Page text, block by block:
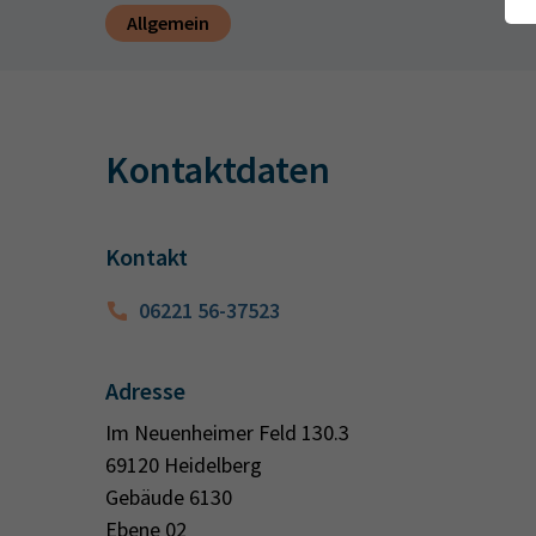
Allgemein
Kontaktdaten
Kontakt
06221 56-37523
Adresse
Im Neuenheimer Feld 130.3
69120 Heidelberg
Gebäude 6130
Ebene 02